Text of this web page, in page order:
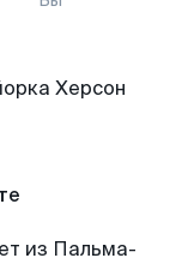
из Пальма-